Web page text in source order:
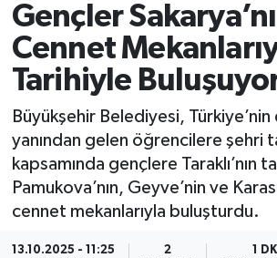
Gençler
Cennet
Tarihiyle
Büyükşehir Belediyesi,
yanından gelen öğrencilere şehri
kapsamında gençlere Taraklı’nın
Pamukova’nın, Geyve’nin ve
cennet mekanlarıyla buluşturdu.
13.10.2025 - 11:25 2 1 DK